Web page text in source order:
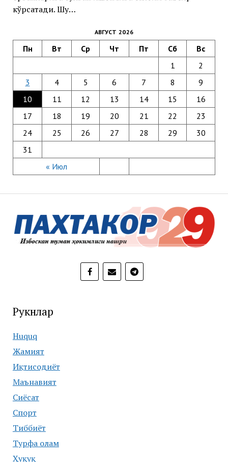
кўрсатади. Шу…
АВГУСТ 2026
Пн Вт Ср Чт Пт Сб Вс
« Июл
1
2
3
4 5 6 7 8
9
10
11 12 13 14 15
16
17
18 19 20 21 22
23
24
25 26 27 28 29
30
31
Рукнлар
Huquq
Жамият
Иқтисодиёт
Маънавият
Сиёсат
Спорт
Тиббиёт
Турфа олам
Ҳуқуқ